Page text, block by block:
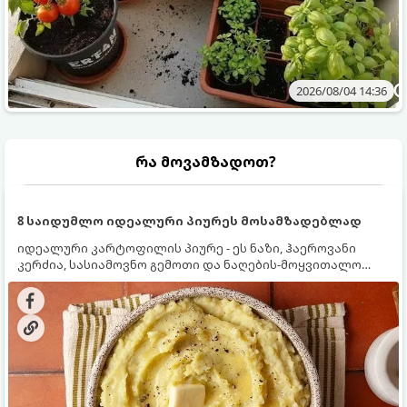
2026/08/04 14:36
რა მოვამზადოთ?
8 საიდუმლო იდეალური პიურეს მოსამზადებლად
იდეალური კარტოფილის პიურე - ეს ნაზი, ჰაეროვანი
კერძია, სასიამოვნო გემოთი და ნაღების-მოყვითალო
ფერით. მისი მომზადება ძალიან მარტივია, მაგრამ
არსებობს რამდენიმე საიდუმლო, რომლებიც უნდა
იცოდეთ, რომ პიურე იდეალურად გემრიელი გამოვიდეს.